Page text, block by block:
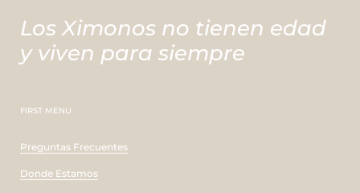
Los Ximonos no tienen edad
y viven para siempre
FIRST MENU
Preguntas Frecuentes
Donde Estamos